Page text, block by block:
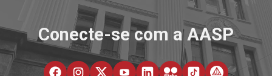
Conecte-se com a AASP